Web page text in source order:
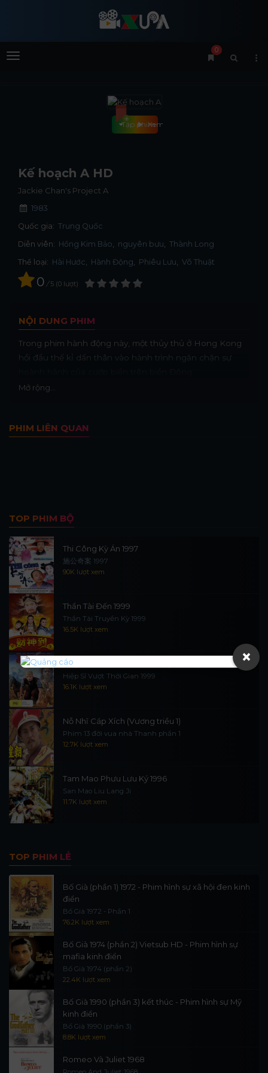
Menu
0
Xem phim
Tập phim
Kế hoạch A HD
Jackie Chan's Project A
1983
Quốc gia: Trung Quốc
Diễn viên: Hồng Kim Bảo nguyên bưu
Thành Long
Thể loại: Hài Hước, Hành Động, Phiêu Lưu, Võ Thuật
0 / 5 0 lượt
NỘI DUNG PHIM
Trong phim hành động này, một thủy thủ ở Hong Kong
hồi đầu thế kỉ dấn thân vào hành trình ngăn chặn sự
Mở rộng...
PHIM LIÊN QUAN
TOP PHIM BỘ
Thi Công Kỳ Án 1997
施公奇案 1997
90K lượt xem
Thần Tài Đến 1999
Thần Tài Truyền Kỳ 1999
16.5K lượt xem
Hiệp Sĩ Vượt Thời Gian 1999 (trọn bộ)
Hiệp Sĩ Vượt Thời Gian 1999
16.1K lượt xem
Nỗ Nhĩ Cáp Xích (Vương triều 1)
Phim 13 đời vua nhà Thanh phần 1
12.7K lượt xem
Tam Mao Phưu Lưu Ký 1996
San Mao Liu Lang Ji
11.7K lượt xem
TOP PHIM LẺ
Bố Già (phần 1) 1972 - Phim hình sự xã hội đen kinh
điển
Bố Già 1972 - Phần 1
76.2K lượt xem
Bố Già 1974 (phần 2) Vietsub HD - Phim hình sự
mafia kinh điển
Bố Già 1974 (phần 2)
22.4K lượt xem
Bố Già 1990 (phần 3) kết thúc - Phim hình sự Mỹ
kinh điển
Bố Già 1990 (phần 3)
8.8K lượt xem
Romeo Và Juliet 1968
×